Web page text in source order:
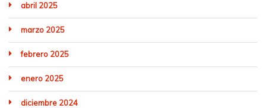
abril 2025
marzo 2025
febrero 2025
enero 2025
diciembre 2024